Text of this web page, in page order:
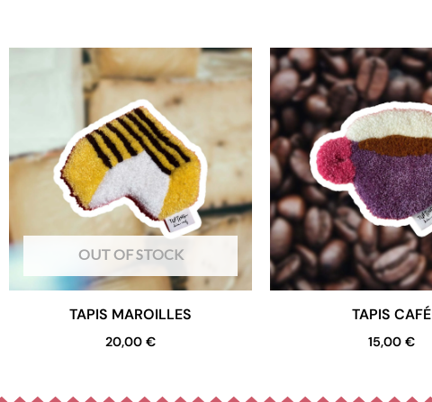
OUT OF STOCK
TAPIS MAROILLES
20,00 €
TAPIS CAFÉ
15,00 €